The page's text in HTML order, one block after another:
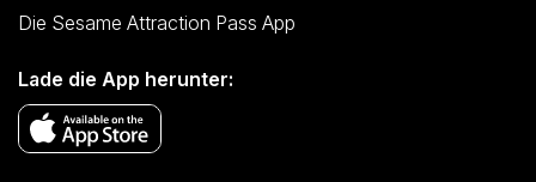
Die Sesame Attraction Pass App
Lade die App herunter: